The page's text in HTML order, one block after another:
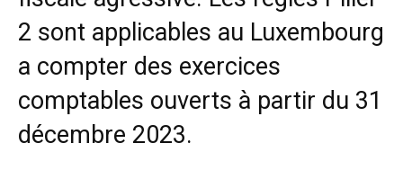
2 sont applicables au Luxembourg
a compter des exercices
comptables ouverts à partir du 31
décembre 2023.